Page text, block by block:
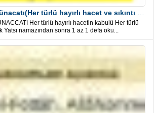
Her türlü hayırlı hacetin kabulü Her türlü
Yatsı namazından sonra 1 az 1 defa oku...